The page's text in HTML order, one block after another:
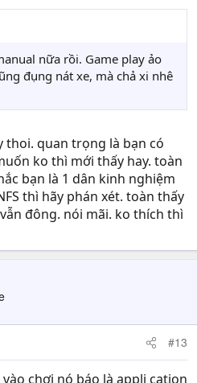
nữa rồi. Game play ảo
đụng nát xe, mà chả xi nhê
thoi. quan trọng là bạn có
ko thì mới thấy hay. toàn
bạn là 1 dân kinh nghiệm
thì hãy phán xét. toàn thấy
đông. nói mãi. ko thích thì
#13
chơi nó báo là appli cation